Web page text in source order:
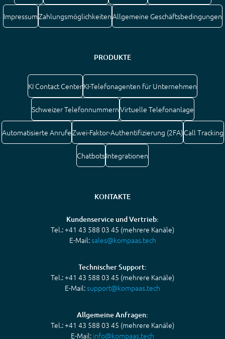
ImpressumZahlungsmöglichkeitenAllgemeine Geschäftsbedingungen
PRODUKTE
KI Contact CenterKI-Telefonagenten für Unternehmen
Schweizer TelefonnummernVirtuelle Telefonanlage
Automatisierte AnrufeZwei-Faktor-Authentifizierung (2FA)Call Tracking
ChatbotsIntegrationen
KONTAKTE
Kundenservice und Vertrieb:
Tel.: +41 43 588 03 45 (mehrere Kanäle)
E-Mail:sales@kompaas.tech
Technischer Support:
Tel.: +41 43 588 03 45 (mehrere Kanäle)
E-Mail:support@kompaas.tech
Allgemeine Anfragen:
Tel.: +41 43 588 03 45 (mehrere Kanäle)
E-Mail: info@kompaas.tech